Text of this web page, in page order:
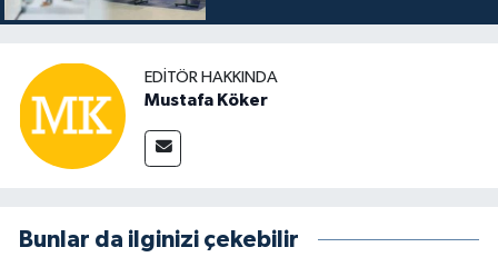
EDITÖR HAKKINDA
Mustafa Köker
Bunlar da ilginizi çekebilir